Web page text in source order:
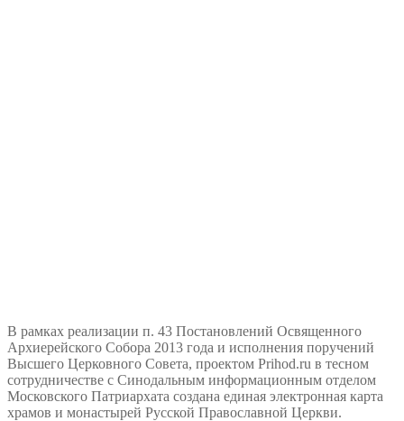
В рамках реализации п. 43 Постановлений Освященного
Архиерейского Собора 2013 года и исполнения поручений
Высшего Церковного Совета, проектом Prihod.ru в тесном
сотрудничестве с Синодальным информационным отделом
Московского Патриархата создана единая электронная карта
храмов и монастырей Русской Православной Церкви.